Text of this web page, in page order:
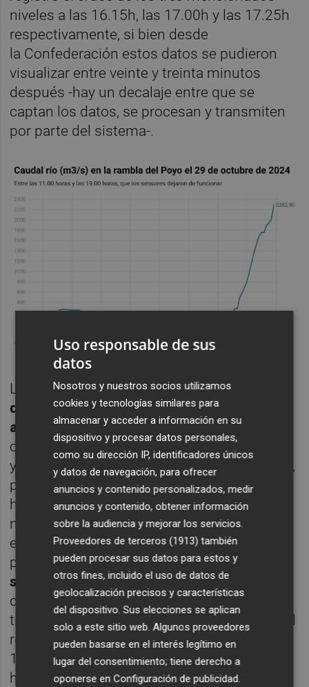
niveles a las 16.15h, las 17.00h y las 17.25h
respectivamente, si bien desde
la Confederación estos datos se pudieron
visualizar entre veinte y treinta minutos
después -hay un decalaje entre que se
captan los datos, se procesan y transmiten
por parte del sistema-.
Lo cierto, pese a ello, es quela superación
de estos tres niveles no se tradujo en un
aviso
, según los informes aportados a la
causa por la CHJ. En ellos sólo se reflejan el
ya famoso
correo electrónico de las 18.43h ,
pero este advertía de un caudal que a esa
hora ya multiplicaba por diez el umbral
máximo de aviso (150 m3/s). Para ser
exactos, se comunica que por el barranco
pasaban1.686,8 metros cúbicos por
segundode agua, un nivel que se había
detectado, cabe recordar, entre veinte y
treinta minutos antes. Es decir, que el caudal
real cuando se envía el 'email' era mayor, de
1.941 metros cúbicos por segundo. De
hecho, a esa hora, el aguaya anegaba el Pla
Uso responsable de sus
datos
Nosotros y nuestros socios utilizamos
cookies y tecnologías similares para
almacenar y acceder a información en su
dispositivo y procesar datos personales,
como su dirección IP, identificadores únicos
y datos de navegación, para ofrecer
anuncios y contenido personalizados, medir
anuncios y contenido, obtener información
sobre la audiencia y mejorar los servicios.
Proveedores de terceros (1913) también
pueden procesar sus datos para estos y
otros fines, incluido el uso de datos de
geolocalización precisos y características
del dispositivo. Sus elecciones se aplican
solo a este sitio web. Algunos proveedores
pueden basarse en el interés legítimo en
lugar del consentimiento; tiene derecho a
oponerse enConfiguración de publicidad.